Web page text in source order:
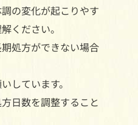
の変化が起こりやす
ください。
処方ができない場合
しています。
日数を調整すること